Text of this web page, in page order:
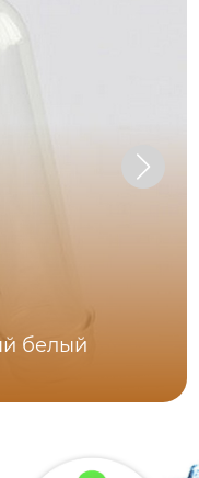
белый